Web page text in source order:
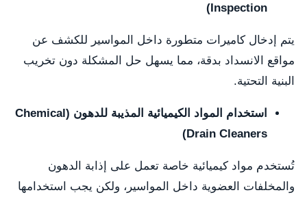
Inspection)
يتم إدخال كاميرات متطورة داخل المواسير للكشف عن
مواقع الانسداد بدقة، مما يسهل حل المشكلة دون تخريب
البنية التحتية.
استخدام المواد الكيميائية المذيبة للدهون (Chemical
Drain Cleaners)
تُستخدم مواد كيميائية خاصة تعمل على إذابة الدهون
والمخلفات العضوية داخل المواسير، ولكن يجب استخدامها